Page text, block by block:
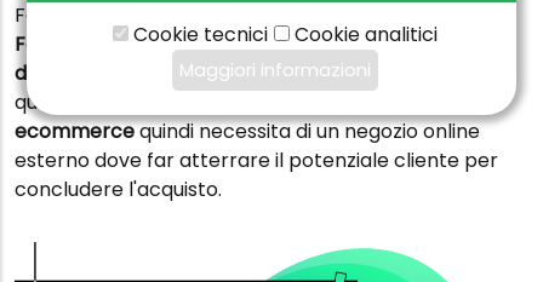
Facebook ha attivato da qualche tempo la f
Facebook Shopche consente di creare uncatalogo
di prodotti collegato ad un ecommerce esterno
quale, ad esempio. quello di un sito web; il
ecommercequindi necessita di un negozio online
esterno dove far atterrare il potenziale cliente per
concludere l'acquisto.
Cookie tecnici Cookie analitici
Maggiori informazioni